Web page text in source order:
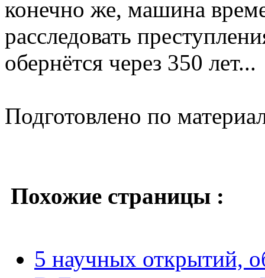
конечно же, машина
расследовать
обернётся через 350 лет...
Подготовлено по
Похожие страницы :
5 научных открытий,